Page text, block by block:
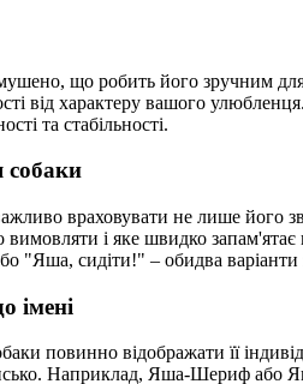
що робить його зручним
від характеру вашого
та стабільності.
собаки
враховувати не лише його
вимовляти і яке швидко
"Яша, сидіти!" – обидва варіанти
імені
повинно відображати її
Наприклад, Яша-Шериф або